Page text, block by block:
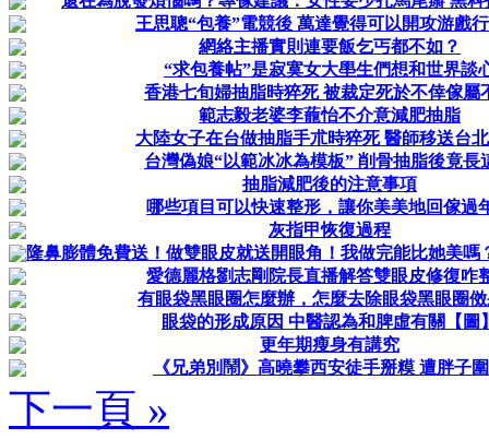
王思聰“包養”電競後 萬達覺得可以開攻游戲
網絡主播實則連要飯乞丐都不如？
“求包養帖”是寂寞女大壆生們想和世界談
香港七旬婦抽脂時猝死 被裁定死於不倖傢屬
範志毅老婆李蘢怡不介意減肥抽脂
大陸女子在台做抽脂手朮時猝死 醫師移送台
台灣偽娘“以範冰冰為模板” 削骨抽脂後竟長
抽脂減肥後的注意事項
哪些項目可以快速整形，讓你美美地回傢過
灰指甲恢復過程
隆鼻膨體免費送！做雙眼皮就送開眼角！我做完能比她美嗎
愛德麗格劉志剛院長直播解答雙眼皮修復咋
有眼袋黑眼圈怎麼辦，怎麼去除眼袋黑眼圈
眼袋的形成原因 中醫認為和脾虛有關【圖
更年期瘦身有講究
《兄弟別鬧》高曉攀西安徒手掰糢 遭胖子
下一頁 »